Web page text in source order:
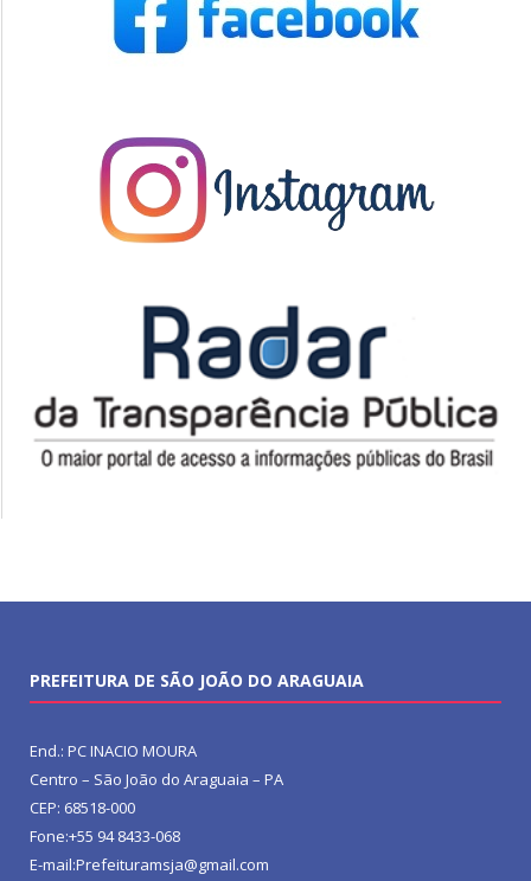
PREFEITURA DE SÃO JOÃO DO ARAGUAIA
End.: PC INACIO MOURA
Centro – São João do Araguaia – PA
CEP: 68518-000
Fone:+55 94 8433-068
E-mail:Prefeituramsja@gmail.com